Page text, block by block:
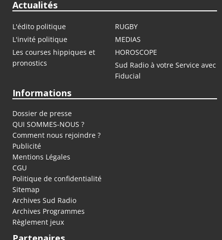
Actualités
L'édito politique
RUGBY
L'invité politique
MEDIAS
Les courses hippiques et
pronostics
HOROSCOPE
Sud Radio à votre Service avec
Fiducial
Informations
Dossier de presse
QUI SOMMES-NOUS ?
Comment nous rejoindre ?
Publicité
Mentions Légales
CGU
Politique de confidentialité
Sitemap
Archives Sud Radio
Archives Programmes
Règlement jeux